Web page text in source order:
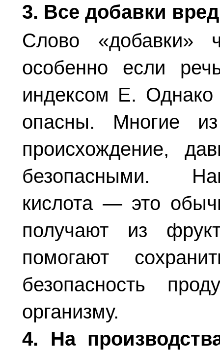
3. Все добавки
Слово «добавки»
особенно если
индексом Е.
опасны. Многие
происхождение,
безопасными.
кислота — это
получают из
помогают
безопасность
организму.
4. На